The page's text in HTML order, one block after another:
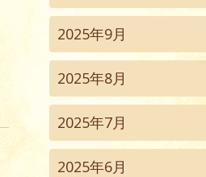
2025年9月
2025年8月
2025年7月
2025年6月